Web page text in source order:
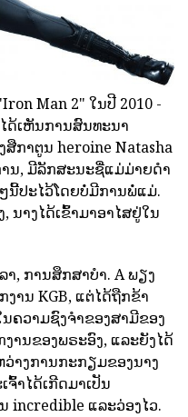
Man 2" ໃນປີ 2010 -
ດ້ເຫັນການສົນທະນາ
ສືກາຕູນ heroine Natasha
ານ, ມີລັກສະນະຊື່ແມ່ມ່າຍດໍາ
ນີ້ປະໄວ້ໂດຍບໍ່ມີການພໍ່ແມ່.
ນາງໄດ້ເຂົ້າມາອາໄສຢູ່ໃນ
, ການສຶກສາບໍາ. A ພຽງ
ານ KGB, ແຕ່ໄດ້ຖືກຂ້າ
ຄວາມຊົງຈໍາຂອງສາມີຂອງ
ານຂອງພຣະອົງ, ແລະຍັງໄດ້
າງການກະກຽມຂອງນາງ
າໄດ້ເກີດມາເປັນ
incredible ແລະວ່ອງໄວ.